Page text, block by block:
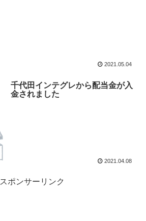
2021.05.04
千代田インテグレから配当金が入
金されました
2021.04.08
スポンサーリンク